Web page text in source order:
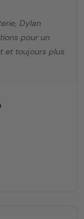
Dylan
pour un
et toujours plus